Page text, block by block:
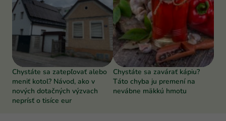
Chystáte sa zatepľovať alebo
meniť kotol? Návod, ako v
nových dotačných výzvach
neprísť o tisíce eur
Chystáte sa zavárať kápiu?
Táto chyba ju premení na
nevábne mäkkú hmotu